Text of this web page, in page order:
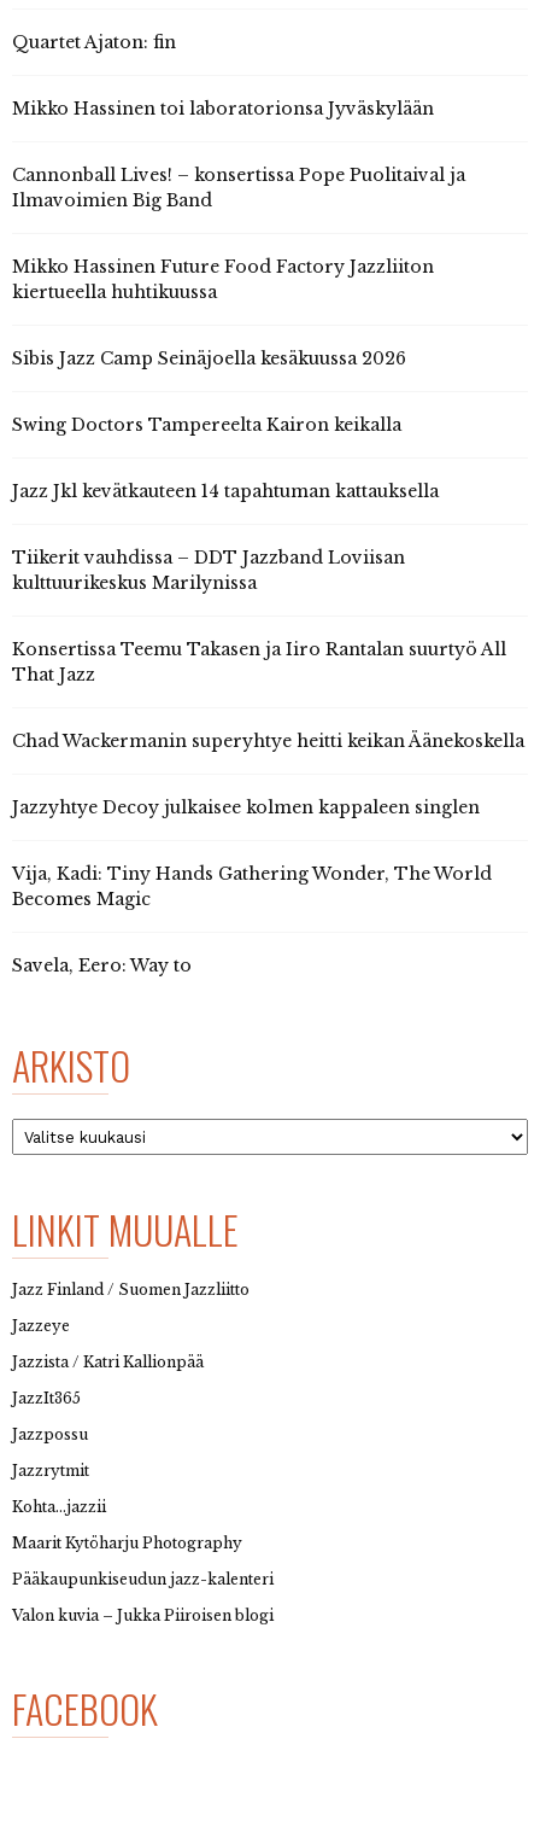
Quartet Ajaton: fin
Mikko Hassinen toi laboratorionsa Jyväskylään
Cannonball Lives! – konsertissa Pope Puolitaival ja
Ilmavoimien Big Band
Mikko Hassinen Future Food Factory Jazzliiton
kiertueella huhtikuussa
Sibis Jazz Camp Seinäjoella kesäkuussa 2026
Swing Doctors Tampereelta Kairon keikalla
Jazz Jkl kevätkauteen 14 tapahtuman kattauksella
Tiikerit vauhdissa – DDT Jazzband Loviisan
kulttuurikeskus Marilynissa
Konsertissa Teemu Takasen ja Iiro Rantalan suurtyö All
That Jazz
Chad Wackermanin superyhtye heitti keikan Äänekoskella
Jazzyhtye Decoy julkaisee kolmen kappaleen singlen
Vija, Kadi: Tiny Hands Gathering Wonder, The World
Becomes Magic
Savela, Eero: Way to
ARKISTO
Arkisto
LINKIT MUUALLE
Jazz Finland / Suomen Jazzliitto
Jazzeye
Jazzista / Katri Kallionpää
JazzIt365
Jazzpossu
Jazzrytmit
Kohta…jazzii
Maarit Kytöharju Photography
Pääkaupunkiseudun jazz-kalenteri
Valon kuvia – Jukka Piiroisen blogi
FACEBOOK